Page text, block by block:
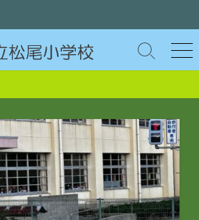
検
索
り
え
メ
ニ
ー